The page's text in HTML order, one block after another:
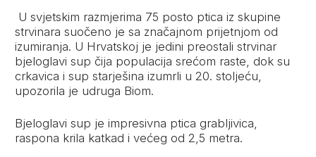
U svjetskim razmjerima 75 posto ptica iz skupine
strvinara suočeno je sa značajnom prijetnjom od
izumiranja. U Hrvatskoj je jedini preostali strvinar
bjeloglavi sup čija populacija srećom raste, dok su
crkavica i sup starješina izumrli u 20. stoljeću,
upozorila je udruga Biom.
Bjeloglavi sup je impresivna ptica grabljivica,
raspona krila katkad i većeg od 2,5 metra.